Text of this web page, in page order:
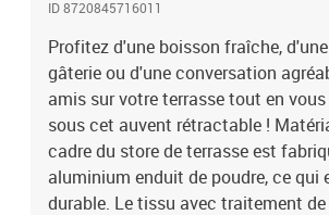
votre maison ou environnement commercial.
variété d'endroits, tels que les balcons, les
restaurants, les cafés, les magasins, et plus
:Couleur : orange et marronMatériau : tissu
un revêtement de PUDimensions : 3 x 2,5 m (L
blancMatériau : aluminium enduit de
HzPuissance : 226 WCouple : 40 NmVitesse :
tr/minL'assemblage est requisLa livraison
rétractable1 x télécommande
ID 8720845716011
Profitez d'une boisson fraîche,
gâterie ou d'une conversation
amis sur votre terrasse tout en
sous cet auvent rétractable !
cadre du store de terrasse est
aluminium enduit de poudre, ce qui
durable. Le tissu avec traitement